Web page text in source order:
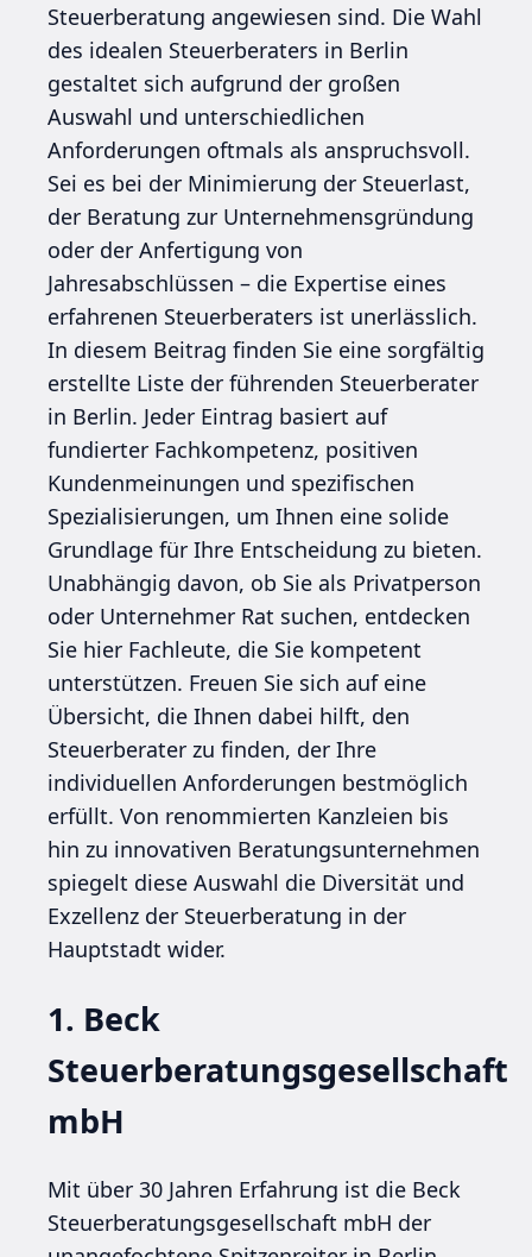
Steuerberatung angewiesen sind. Die Wahl
des idealen Steuerberaters in Berlin
gestaltet sich aufgrund der großen
Auswahl und unterschiedlichen
Anforderungen oftmals als anspruchsvoll.
Sei es bei der Minimierung der Steuerlast,
der Beratung zur Unternehmensgründung
oder der Anfertigung von
Jahresabschlüssen – die Expertise eines
erfahrenen Steuerberaters ist unerlässlich.
In diesem Beitrag finden Sie eine sorgfältig
erstellte Liste der führenden Steuerberater
in Berlin. Jeder Eintrag basiert auf
fundierter Fachkompetenz, positiven
Kundenmeinungen und spezifischen
Spezialisierungen, um Ihnen eine solide
Grundlage für Ihre Entscheidung zu bieten.
Unabhängig davon, ob Sie als Privatperson
oder Unternehmer Rat suchen, entdecken
Sie hier Fachleute, die Sie kompetent
unterstützen. Freuen Sie sich auf eine
Übersicht, die Ihnen dabei hilft, den
Steuerberater zu finden, der Ihre
individuellen Anforderungen bestmöglich
erfüllt. Von renommierten Kanzleien bis
hin zu innovativen Beratungsunternehmen
spiegelt diese Auswahl die Diversität und
Exzellenz der Steuerberatung in der
Hauptstadt wider.
1. Beck
Steuerberatungsgesellschaft
mbH
Mit über 30 Jahren Erfahrung ist die Beck
Steuerberatungsgesellschaft mbH der